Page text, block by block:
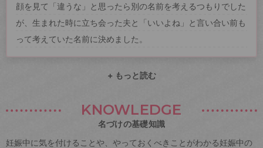
顔を見て「違うな」と思ったら別の名前を考えるつもりでした
が、生まれた時に立ち会った夫と「いいよね」と言い合い前も
って考えていた名前に決めました。
+ もっと読む
KNOWLEDGE
名づけの基礎知識
妊娠中に気を付けることや、やっておくべきことがわかる妊娠中の